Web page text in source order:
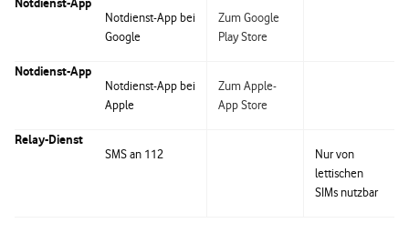
Notdienst-App bei
Google
Zum Google
Play Store
Notdienst-App
Notdienst-App bei
Apple
Zum Apple-
App Store
Relay-Dienst
SMS an 112
Nur von
lettischen
SIMs nutzbar